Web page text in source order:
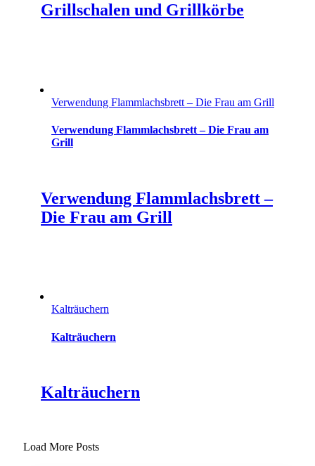
Grillschalen und Grillkörbe
Verwendung Flammlachsbrett – Die Frau am Grill
Verwendung Flammlachsbrett – Die Frau am
Grill
Verwendung Flammlachsbrett –
Die Frau am Grill
Kalträuchern
Kalträuchern
Kalträuchern
Load More Posts